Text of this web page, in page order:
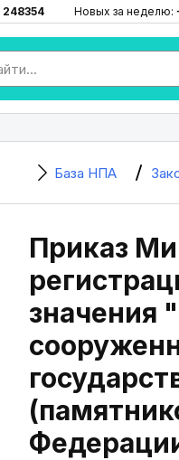
248354 Новых за неделю:
База НПА
Приказ
значения